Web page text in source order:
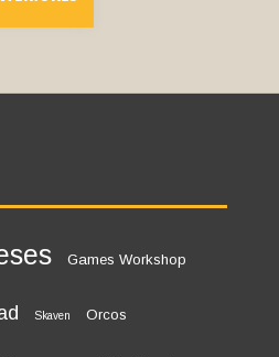
Games Workshop
Skaven Orcos